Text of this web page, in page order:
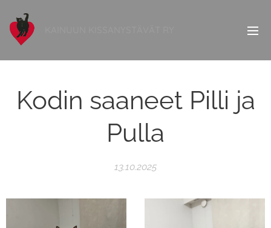
Kodin saaneet Pilli ja
Pulla
13.10.2025